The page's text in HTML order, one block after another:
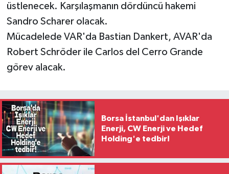
üstlenecek. Karşılaşmanın dördüncü hakemi
Sandro Scharer olacak.
Mücadelede VAR'da Bastian Dankert, AVAR'da
Robert Schröder ile Carlos del Cerro Grande
görev alacak.
Borsa İstanbul'dan Işıklar
Enerji, CW Enerji ve Hedef
Holding'e tedbir!